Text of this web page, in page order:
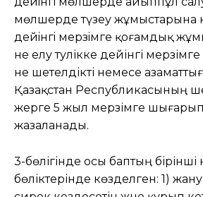
мөлшерде түзеу жұмыстарына
дейiнгi мерзiмге қоғамдық
не елу тәулікке дейінгі
не шетелдікті немесе
Қазақстан Республикасының
жерге 5 жыл мерзімге шығарып
жазаланады.
3-бөлігінде осы баптың бірінші
бөліктерінде көзделген: 1)